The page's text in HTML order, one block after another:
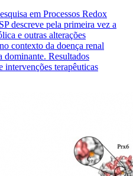
em Processos Redox
descreve pela primeira vez a
e outras alterações
contexto da doença renal
dominante. Resultados
intervenções terapêuticas